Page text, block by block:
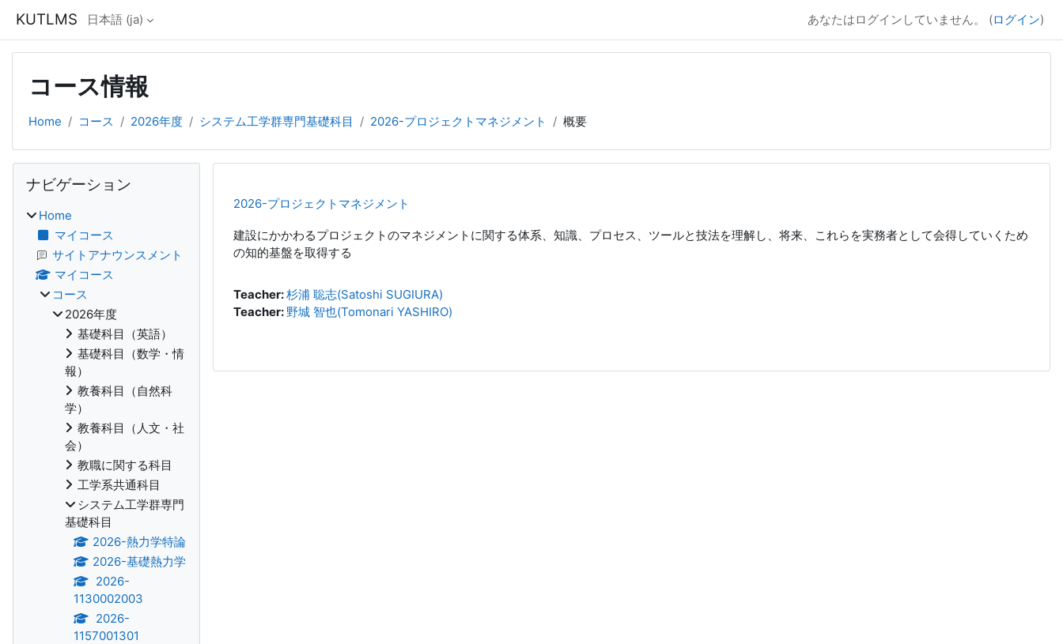
KUTLMS 日本語 ‎(ja)‎ あなたはログインしていません。 (ログイン)
コース情報
Home コース 2026年度 システム工学群専門基礎科目 2026-プロジェクトマネジメント 概要
2026-プロジェクトマネジメント
建設にかかわるプロジェクトのマネジメントに関する体系、知識、プロセス、ツールと技法を理解し、将来、これらを実務者として会得していくため
の知的基盤を取得する
Teacher:杉浦 聡志(Satoshi SUGIURA)
Teacher:野城 智也(Tomonari YASHIRO)
ブロック
ナビゲーション
Home
マイコース
サイトアナウンスメント
マイコース
コース
2026年度
基礎科目（英語）
基礎科目（数学・情
報）
教養科目（自然科
学）
教養科目（人文・社
会）
教職に関する科目
工学系共通科目
システム工学群専門
基礎科目
2026-熱力学特論
2026-基礎熱力学
2026-
1130002003
2026-
1157001301